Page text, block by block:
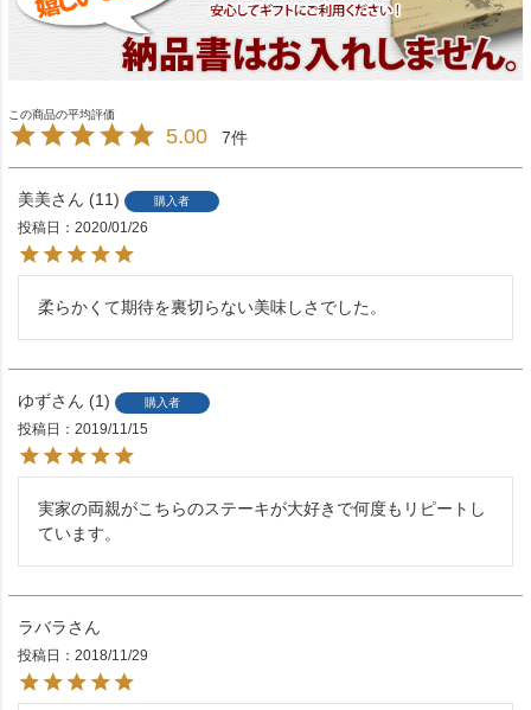
5.00 7
美美 11 購入者
投稿日 2020/01/26
柔らかくて期待を裏切らない美味しさでした。
ゆず 1 購入者
投稿日 2019/11/15
実家の両親がこちらのステーキが大好きで何度もリピートし
ています。
ラバラ
投稿日 2018/11/29